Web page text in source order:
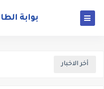
أخر الاخبار